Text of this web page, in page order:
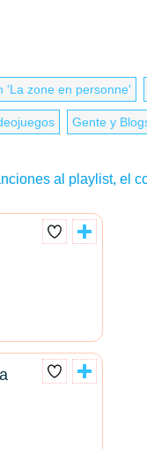
'La zone en personne'
Gente y
al playlist, el